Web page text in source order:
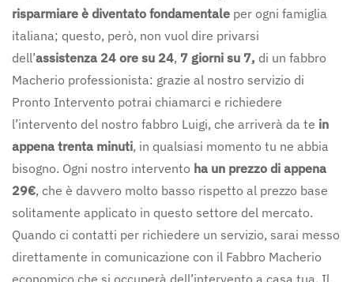
risparmiare è diventato fondamentale per ogni famiglia
italiana; questo, però, non vuol dire privarsi
dell’assistenza 24 ore su 24, 7 giorni su 7, di un fabbro
Macherio professionista: grazie al nostro servizio di
Pronto Intervento potrai chiamarci e richiedere
l’intervento del nostro fabbro Luigi, che arriverà da te in
appena trenta minuti, in qualsiasi momento tu ne abbia
bisogno. Ogni nostro intervento ha un prezzo di appena
29€, che è davvero molto basso rispetto al prezzo base
solitamente applicato in questo settore del mercato.
Quando ci contatti per richiedere un servizio, sarai messo
direttamente in comunicazione con il Fabbro Macherio
economico che si occuperà dell’intervento a casa tua. Il